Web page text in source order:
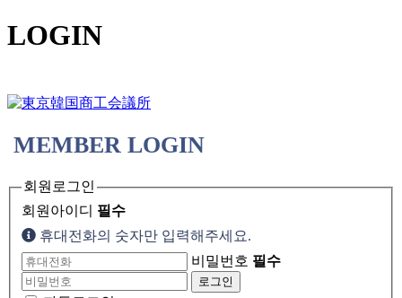
LOGIN
MEMBER LOGIN
회원로그인
회원아이디 필수
휴대전화의 숫자만 입력해주세요.
비밀번호 필수
로그인